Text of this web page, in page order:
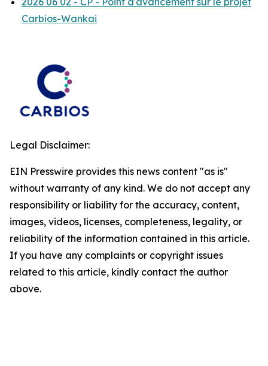
Carbios-Wankai
Legal Disclaimer:
EIN Presswire provides this news content "as is"
without warranty of any kind. We do not accept any
responsibility or liability for the accuracy, content,
images, videos, licenses, completeness, legality, or
reliability of the information contained in this article.
If you have any complaints or copyright issues
related to this article, kindly contact the author
above.